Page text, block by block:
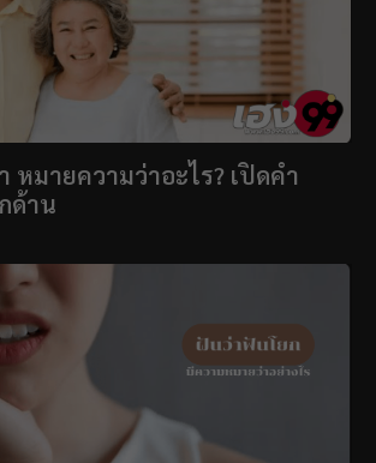
หมายความว่าอะไร? เปิดคำ
ด้าน